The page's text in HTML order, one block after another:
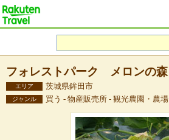
フォレストパーク メロンの森
エリア 茨城県鉾田市
ジャンル 買う - 物産販売所 - 観光農園・農場